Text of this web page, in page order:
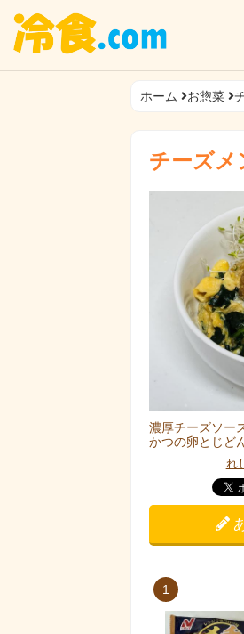
ホーム お惣菜
チーズメ
濃厚チーズソー
かつの卵とじど
れ
1